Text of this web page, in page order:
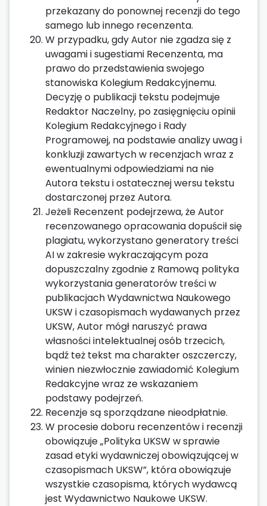
przekazany do ponownej recenzji do tego
samego lub innego recenzenta.
W przypadku, gdy Autor nie zgadza się z
uwagami i sugestiami Recenzenta, ma
prawo do przedstawienia swojego
stanowiska Kolegium Redakcyjnemu.
Decyzję o publikacji tekstu podejmuje
Redaktor Naczelny, po zasięgnięciu opinii
Kolegium Redakcyjnego i Rady
Programowej, na podstawie analizy uwag i
konkluzji zawartych w recenzjach wraz z
ewentualnymi odpowiedziami na nie
Autora tekstu i ostatecznej wersu tekstu
dostarczonej przez Autora.
Jeżeli Recenzent podejrzewa, że Autor
recenzowanego opracowania dopuścił się
plagiatu, wykorzystano generatory treści
AI w zakresie wykraczającym poza
dopuszczalny zgodnie z Ramową polityka
wykorzystania generatorów treści w
publikacjach Wydawnictwa Naukowego
UKSW i czasopismach wydawanych przez
UKSW, Autor mógł naruszyć prawa
własności intelektualnej osób trzecich,
bądź też tekst ma charakter oszczerczy,
winien niezwłocznie zawiadomić Kolegium
Redakcyjne wraz ze wskazaniem
podstawy podejrzeń.
Recenzje są sporządzane nieodpłatnie.
W procesie doboru recenzentów i recenzji
obowiązuje „Polityka UKSW w sprawie
zasad etyki wydawniczej obowiązującej w
czasopismach UKSW”, która obowiązuje
wszystkie czasopisma, których wydawcą
jest Wydawnictwo Naukowe UKSW.